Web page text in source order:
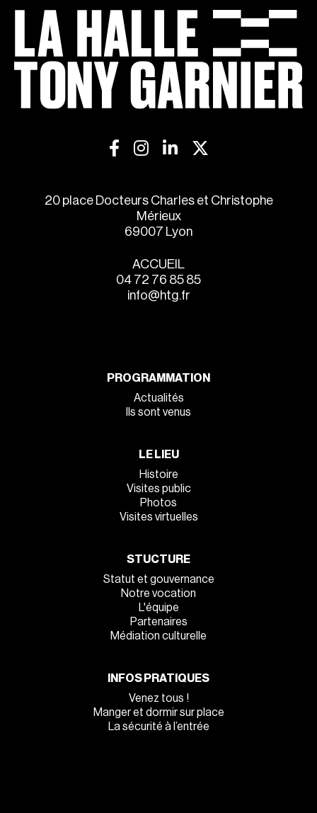
20 place Docteurs Charles et Christophe
Mérieux
69007 Lyon
ACCUEIL
04 72 76 85 85
info@htg.fr
PROGRAMMATION
Actualités
Ils sont venus
LE LIEU
Histoire
Visites public
Photos
Visites virtuelles
STUCTURE
Statut et gouvernance
Notre vocation
L'équipe
Partenaires
Médiation culturelle
INFOS PRATIQUES
Venez tous !
Manger et dormir sur place
La sécurité à l’entrée